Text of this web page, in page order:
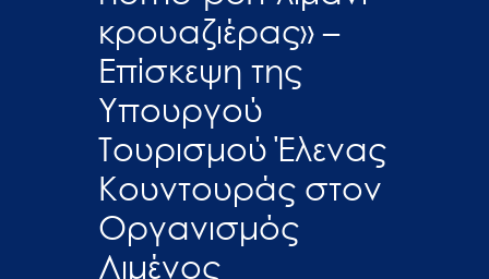
κρουαζιέρας» –
Επίσκεψη της
Υπουργού
Τουρισμού Έλενας
Κουντουράς στον
Οργανισμός
Λιμένος